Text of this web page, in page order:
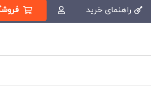
راهنمای خرید